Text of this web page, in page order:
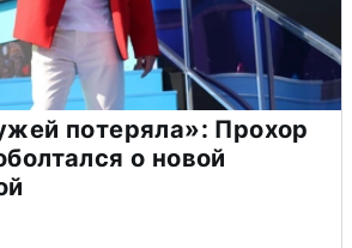
потеряла»: Прохор
о новой